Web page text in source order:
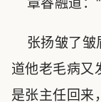
张扬皱了皱
道他老毛病又
是张主任回来